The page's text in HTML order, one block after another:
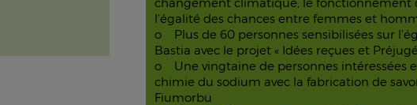
l’égalité des chances entre femmes et
o Plus de 60 personnes sensibilisées sur
Bastia avec le projet « Idées reçues et
o Une vingtaine de personnes intéressées
chimie du sodium avec la fabrication de
Fiumorbu